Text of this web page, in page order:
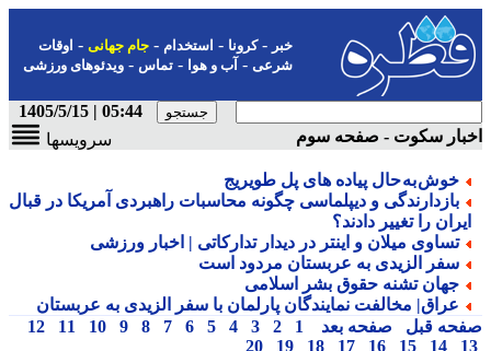
-کرونا-استخدام- جام جهانی-اوقات
شرعی-آب و هوا-تماس-ویدئوهای ورزشی
05:44 | 1405/5/15
سکوت - صفحه سوم
سرویسها
خوش به حال پیاده های پل طویریج
بازدارندگی و دیپلماسی چگونه محاسبات راهبردی آمریکا در قبال
را تغییر دادند؟
تساوی میلان و اینتر در دیدار تدارکاتی | اخبار ورزشی
سفر الزیدی به عربستان مردود است
جهان تشنه حقوق بشر اسلامی
عراق| مخالفت نمایندگان پارلمان با سفر الزیدی به عربستان
قبل صفحه بعد 1
2
3
4
5
6
7
8
9
10
11
12
14
15
16
17
18
19
20